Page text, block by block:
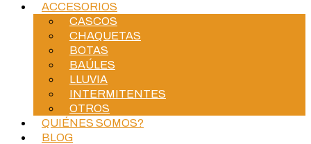
ACCESORIOS
CASCOS
CHAQUETAS
BOTAS
BAÚLES
LLUVIA
INTERMITENTES
OTROS
QUIÉNES SOMOS?
BLOG